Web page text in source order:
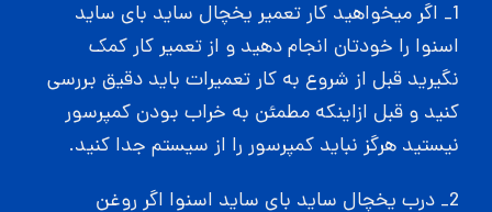
1_ اگر میخواهید کار تعمیر یخچال ساید بای ساید
اسنوا را خودتان انجام دهید و از تعمیر کار کمک
نگیرید قبل از شروع به کار تعمیرات باید دقیق بررسی
کنید و قبل ازاینکه مطمئن به خراب بودن کمپرسور
نیستید هرگز نباید کمپرسور را از سیستم جدا کنید.
2_ درب یخچال ساید بای ساید اسنوا
اگر روغن